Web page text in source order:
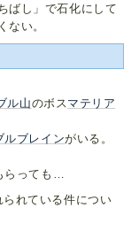
ばし」で石化にして
ない。
ル山のボス マテリア
ルブレインがいる。
らっても…
れている件につい